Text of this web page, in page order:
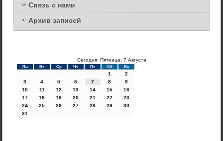
Связь с нами
Архив записей
Сегодня: Пятница, 7 Августа
Пн Вт Ср Чт Пт Сб Вс
1
2
3
4 5 6 7 8
9
10
11 12 13 14 15
16
17
18 19 20 21 22
23
24
25 26 27 28 29
30
31